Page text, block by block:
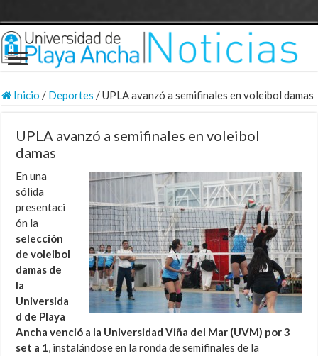
Inicio / Deportes /UPLA avanzó a semifinales en voleibol damas
UPLA avanzó a semifinales en voleibol
damas
En una
sólida
presentaci
ón la
selección
de voleibol
damas de
la
Universida
d de Playa
Ancha venció a la Universidad Viña del Mar (UVM) por 3
set a 1, instalándose en la ronda de semifinales de la